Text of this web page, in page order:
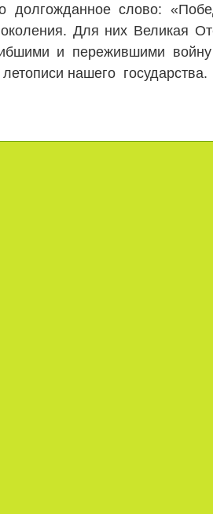
долгожданное слово:
Для них Великая
и пережившими
нашего государства.